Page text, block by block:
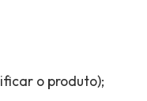
o produto);